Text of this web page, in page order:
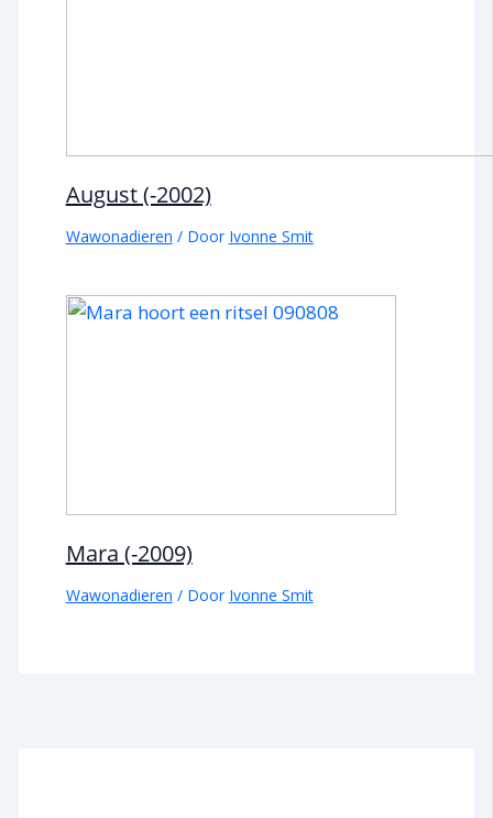
August (-2002)
Wawonadieren / Door Ivonne Smit
Mara (-2009)
Wawonadieren / Door Ivonne Smit